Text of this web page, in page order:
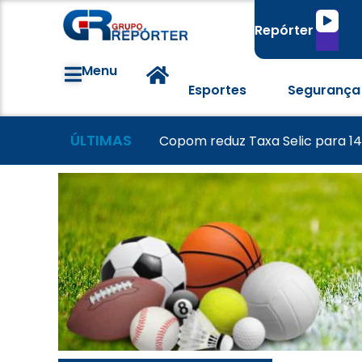
Repórter
Tocador
áudio
Menu
Esportes
Segurança
ÚLTIMAS Grêmio vence o Mirassol e
Colorado visita o Corinthians
Copom reduz Taxa Selic para